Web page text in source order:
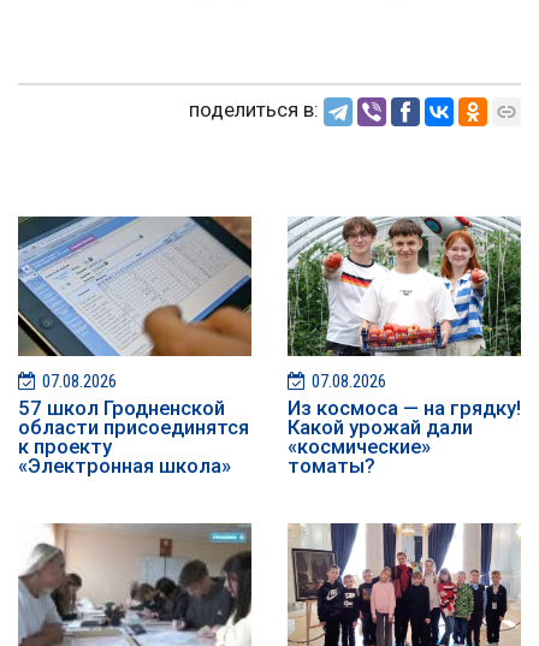
поделиться в:
07.08.2026
57 школ Гродненской
области присоединятся
к проекту
«Электронная школа»
07.08.2026
Из космоса — на грядку!
Какой урожай дали
«космические»
томаты?